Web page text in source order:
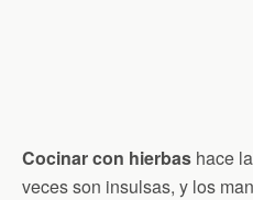
Cocinar con hierbas hace
veces son insulsas, y los